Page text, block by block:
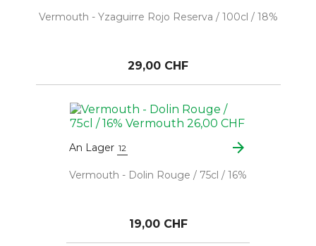
Vermouth - Yzaguirre Rojo Reserva / 100cl / 18%
29,00 CHF
An Lager 12 arrow_forward
Vermouth - Dolin Rouge / 75cl / 16%
19,00 CHF